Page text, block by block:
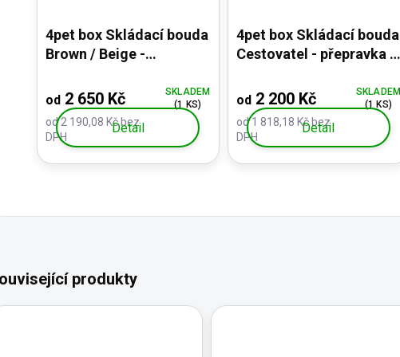
4pet box Skládací bouda
Brown / Beige -
výbavou, zesílené dno
od 2 190,08 Kč bez
DPH
od 2 650 Kč
SKLADEM
(1 KS)
Detail
4pet box Skládací bouda
Cestovatel - přepravka v
od 1 818,18 Kč bez
DPH
od2 200 Kč
SKLADEM
(1 KS)
Detail
produkty